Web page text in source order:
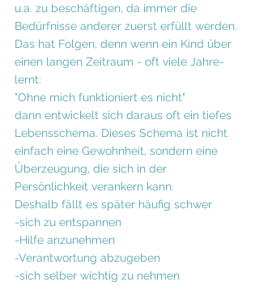
u.a. zu beschäftigen, da immer die
Bedürfnisse anderer zuerst erfüllt werden.
Das hat Folgen, denn wenn ein Kind über
einen langen Zeitraum - oft viele Jahre-
lernt:
"Ohne mich funktioniert es nicht"
dann entwickelt sich daraus oft ein tiefes
Lebensschema. Dieses Schema ist nicht
einfach eine Gewohnheit, sondern eine
Überzeugung, die sich in der
Persönlichkeit verankern kann.
Deshalb fällt es später häufig schwer
-sich zu entspannen
-Hilfe anzunehmen
-Verantwortung abzugeben
-sich selber wichtig zu nehmen